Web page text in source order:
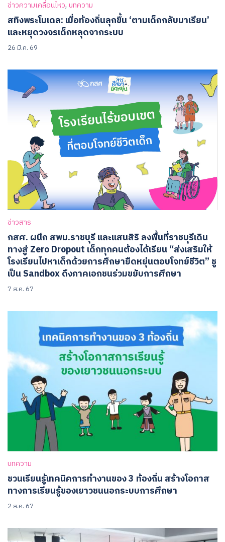
ข่าวความเคลื่อนไหว, บทความ
สทิงพระโมเดล: เมื่อท้องถิ่นลุกขึ้น ‘ตามเด็กกลับมาเรียน’
และหยุดวงจรเด็กหลุดจากระบบ
26 มี.ค. 69
ข่าวสาร
กสศ. ผนึก สพม.ราชบุรี และแสนสิริ ลงพื้นที่ราชบุรีเดิน
ทางสู่ Zero Dropout เด็กทุกคนต้องได้เรียน “ส่งเสริมให้
โรงเรียนไปหาเด็กด้วยการศึกษายืดหยุ่นตอบโจทย์ชีวิต” ชู
เป็น Sandbox ดึงภาคเอกชนร่วมขยับการศึกษา
7 ส.ค. 67
บทความ
ชวนเรียนรู้เทคนิคการทำงานของ 3 ท้องถิ่น สร้างโอกาส
ทางการเรียนรู้ของเยาวชนนอกระบบการศึกษา
2 ส.ค. 67